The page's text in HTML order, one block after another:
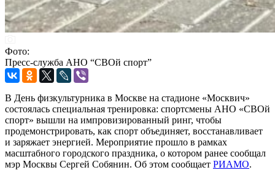
Фото:
Пресс-служба АНО “СВОй спорт”
В День физкультурника в Москве на стадионе «Москвич»
состоялась специальная тренировка: спортсмены АНО «СВОй
спорт» вышли на импровизированный ринг, чтобы
продемонстрировать, как спорт объединяет, восстанавливает
и заряжает энергией. Мероприятие прошло в рамках
масштабного городского праздника, о котором ранее сообщал
мэр Москвы Сергей Собянин. Об этом сообщает РИАМО.